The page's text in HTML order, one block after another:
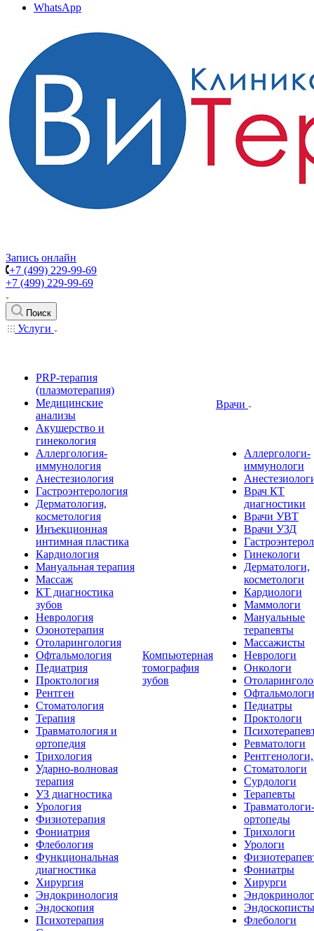
WhatsApp
Запись онлайн
+7 (499) 229-99-69
+7 (499) 229-99-69
Поиск
Услуги
PRP-терапия
(плазмотерапия)
Медицинские
анализы
Акушерство и
гинекология
Аллергология-
иммунология
Анестезиология
Гастроэнтерология
Дерматология,
косметология
Инъекционная
интимная пластика
Кардиология
Мануальная терапия
Массаж
КТ диагностика
зубов
Неврология
Озонотерапия
Отоларингология
Офтальмология
Педиатрия
Проктология
Рентген
Стоматология
Терапия
Травматология и
ортопедия
Трихология
Ударно-волновая
терапия
УЗ диагностика
Урология
Физиотерапия
Фониатрия
Флебология
Функциональная
диагностика
Хирургия
Эндокринология
Эндоскопия
Психотерапия
Компьютерная
томография
зубов
Врачи
Аллергологи-
иммунологи
Врач КТ
диагностики
Врачи УВТ
Врачи УЗД
Гинекологи
Дерматологи,
косметологи
Кардиологи
Маммологи
Мануальные
терапевты
Массажисты
Неврологи
Онкологи
Офтальмологи
Педиатры
Проктологи
Ревматологи
Стоматологи
Сурдологи
Терапевты
Травматологи-
ортопеды
Трихологи
Урологи
Фониатры
Хирурги
Эндоскописты
Флебологи